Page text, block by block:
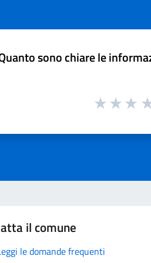
sono chiare le
il comune
le domande frequenti